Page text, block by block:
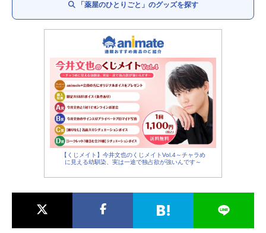
赤羽根健治
小蘭：久野美咲
日髙のり子
桐本拓哉
名塚佳織
内山昂輝
桑島法子
能登麻美子
チョー
ナレーション：島本須美
「薬屋のひとりごと」のグッズを探す
【くじメイト】今井文也のくじメイトVol.4～チャラめ
に見える幼馴染、実は一途で独占欲が強いんです～